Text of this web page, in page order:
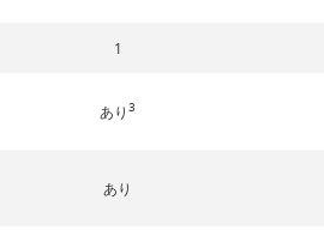
1
あり3
あり